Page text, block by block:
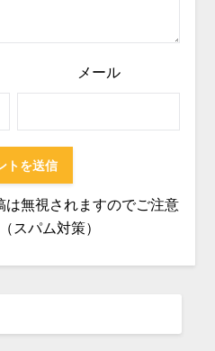
メール
は無視されますのでご注意
スパム対策）